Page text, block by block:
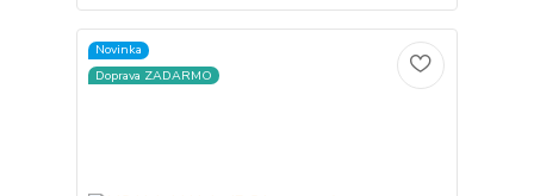
Novinka
Doprava ZADARMO